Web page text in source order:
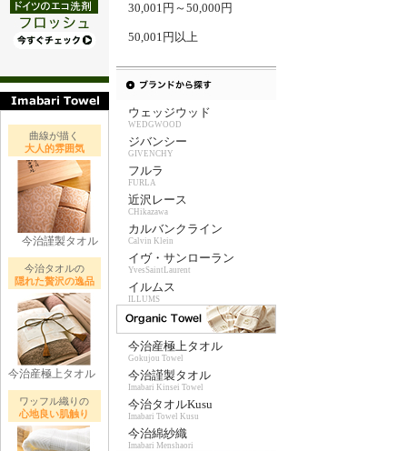
曲線が描く
大人的雰囲気
今治謹製タオル
今治タオルの
隠れた贅沢の逸品
今治産極上タオル
ワッフル織りの
心地良い肌触り
30,001円～50,000円
50,001円以上
ウェッジウッド
WEDGWOOD
ジバンシー
GIVENCHY
フルラ
FURLA
近沢レース
CHikazawa
カルバンクライン
Calvin Klein
イヴ・サンローラン
YvesSaintLaurent
イルムス
ILLUMS
今治産極上タオル
Gokujou Towel
今治謹製タオル
Imabari Kinsei Towel
今治タオルKusu
Imabari Towel Kusu
今治綿紗織
Imabari Menshaori